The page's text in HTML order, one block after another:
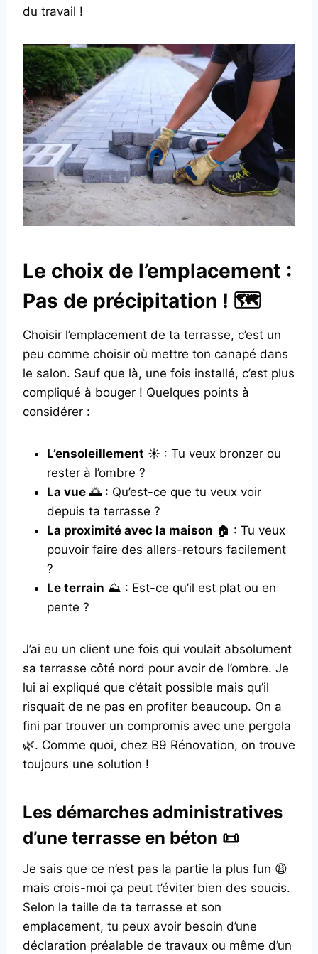
du travail !
Le choix de l’emplacement :
Pas de précipitation ! 🗺️
Choisir l’emplacement de ta terrasse, c’est un
peu comme choisir où mettre ton canapé dans
le salon. Sauf que là, une fois installé, c’est plus
compliqué à bouger ! Quelques points à
considérer :
L’ensoleillement ☀️ : Tu veux bronzer ou
rester à l’ombre ?
La vue 🌅 : Qu’est-ce que tu veux voir
depuis ta terrasse ?
La proximité avec la maison 🏠 : Tu veux
pouvoir faire des allers-retours facilement
?
Le terrain ⛰️ : Est-ce qu’il est plat ou en
pente ?
J’ai eu un client une fois qui voulait absolument
sa terrasse côté nord pour avoir de l’ombre. Je
lui ai expliqué que c’était possible mais qu’il
risquait de ne pas en profiter beaucoup. On a
fini par trouver un compromis avec une pergola
🌿. Comme quoi, chez B9 Rénovation, on trouve
toujours une solution !
Les démarches administratives
d’une terrasse en béton 📜
Je sais que ce n’est pas la partie la plus fun 😩
mais crois-moi ça peut t’éviter bien des soucis.
Selon la taille de ta terrasse et son
emplacement, tu peux avoir besoin d’une
déclaration préalable de travaux ou même d’un